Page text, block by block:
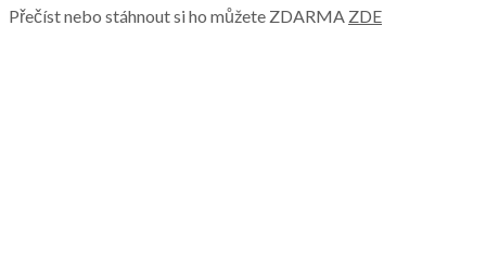
Přečíst nebo stáhnout si ho můžete ZDARMA ZDE